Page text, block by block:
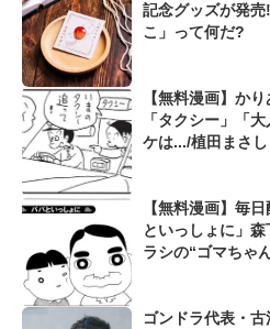
記念グッズが発
こ」って何だ?
【無料漫画】か
「タクシー」「
ケは.../植田まさし
【無料漫画】毎
といっしょに」
ラシの“ゴマちゃ
ゴンドラ代表・